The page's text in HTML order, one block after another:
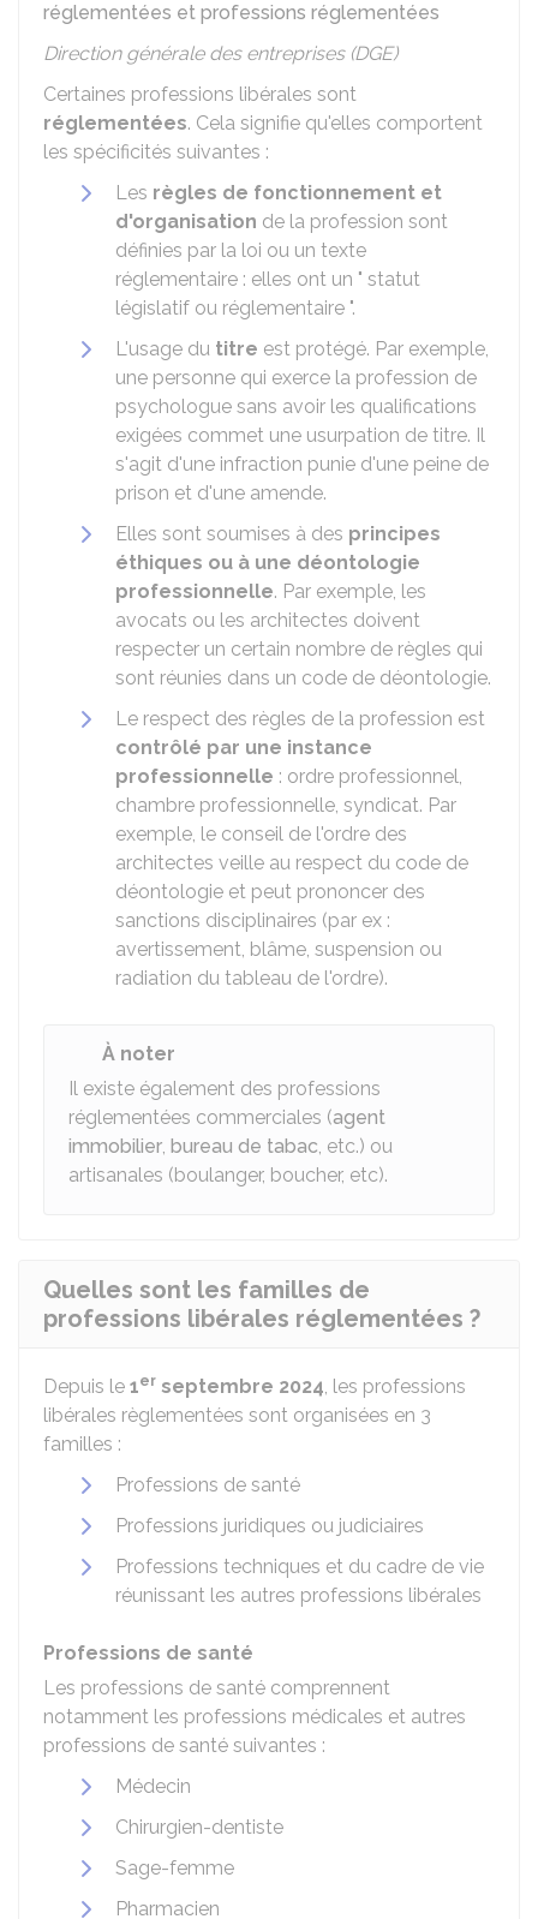
réglementées et professions réglementées
Direction générale des entreprises (DGE)
Certaines professions libérales sont
réglementées. Cela signifie qu'elles comportent
les spécificités suivantes :
Les règles de fonctionnement et
d'organisation de la profession sont
définies par la loi ou un texte
réglementaire : elles ont un " statut
législatif ou réglementaire ".
L'usage du titre est protégé. Par exemple,
une personne qui exerce la profession de
psychologue sans avoir les qualifications
exigées commet une usurpation de titre. Il
s'agit d'une infraction punie d'une peine de
prison et d'une amende.
Elles sont soumises à des principes
éthiques ou à une déontologie
professionnelle. Par exemple, les
avocats ou les architectes doivent
respecter un certain nombre de règles qui
sont réunies dans un code de déontologie.
Le respect des règles de la profession est
contrôlé par une instance
professionnelle : ordre professionnel,
chambre professionnelle, syndicat. Par
exemple, le conseil de l'ordre des
architectes veille au respect du code de
déontologie et peut prononcer des
sanctions disciplinaires (par ex :
avertissement, blâme, suspension ou
radiation du tableau de l'ordre).
À noter
Il existe également des professions
réglementées commerciales (agent
immobilier, bureau de tabac, etc.) ou
artisanales (boulanger, boucher, etc).
Quelles sont les familles de
professions libérales réglementées ?
Depuis le 1er septembre 2024, les professions
libérales règlementées sont organisées en 3
familles :
Professions de santé
Professions juridiques ou judiciaires
Professions techniques et du cadre de vie
réunissant les autres professions libérales
Professions de santé
Les professions de santé comprennent
notamment les professions médicales et autres
professions de santé suivantes :
Médecin
Chirurgien-dentiste
Sage-femme
Pharmacien